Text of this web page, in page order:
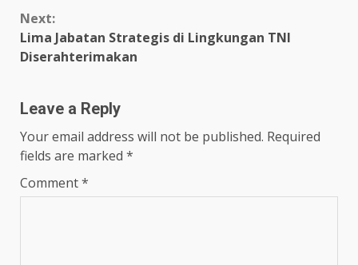
Next:
Lima Jabatan Strategis di Lingkungan TNI
Diserahterimakan
Leave a Reply
Your email address will not be published. Required
fields are marked *
Comment*